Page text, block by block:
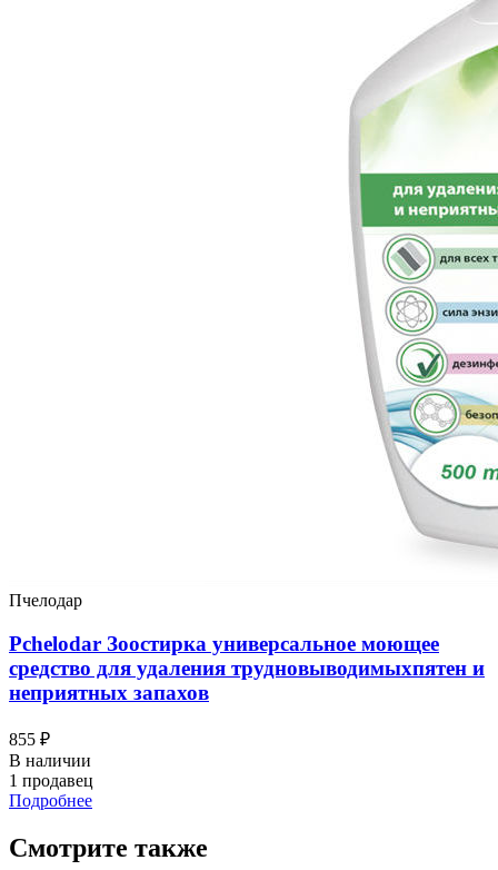
Пчелодар
Pchelodar Зоостирка универсальное моющее
средство для удаления трудновыводимыхпятен и
неприятных запахов
855 ₽
В наличии
1 продавец
Подробнее
Смотрите также